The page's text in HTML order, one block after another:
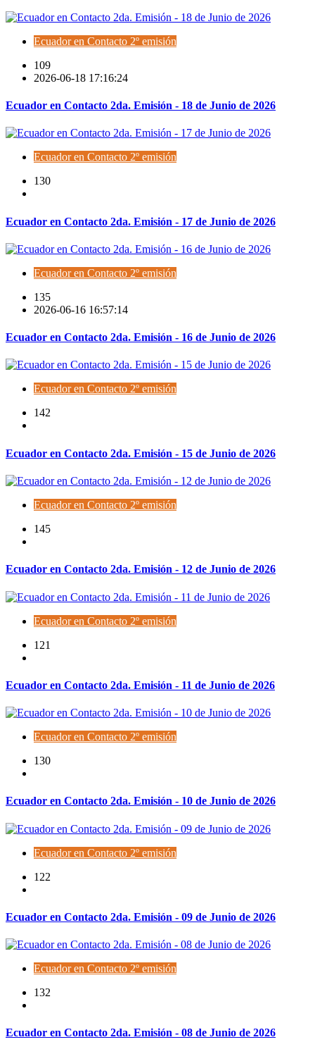
Ecuador en Contacto 2º emisión
109
2026-06-18 17:16:24
Ecuador en Contacto 2da. Emisión - 18 de Junio de 2026
Ecuador en Contacto 2º emisión
130
Ecuador en Contacto 2da. Emisión - 17 de Junio de 2026
Ecuador en Contacto 2º emisión
135
2026-06-16 16:57:14
Ecuador en Contacto 2da. Emisión - 16 de Junio de 2026
Ecuador en Contacto 2º emisión
142
Ecuador en Contacto 2da. Emisión - 15 de Junio de 2026
Ecuador en Contacto 2º emisión
145
Ecuador en Contacto 2da. Emisión - 12 de Junio de 2026
Ecuador en Contacto 2º emisión
121
Ecuador en Contacto 2da. Emisión - 11 de Junio de 2026
Ecuador en Contacto 2º emisión
130
Ecuador en Contacto 2da. Emisión - 10 de Junio de 2026
Ecuador en Contacto 2º emisión
122
Ecuador en Contacto 2da. Emisión - 09 de Junio de 2026
Ecuador en Contacto 2º emisión
132
Ecuador en Contacto 2da. Emisión - 08 de Junio de 2026